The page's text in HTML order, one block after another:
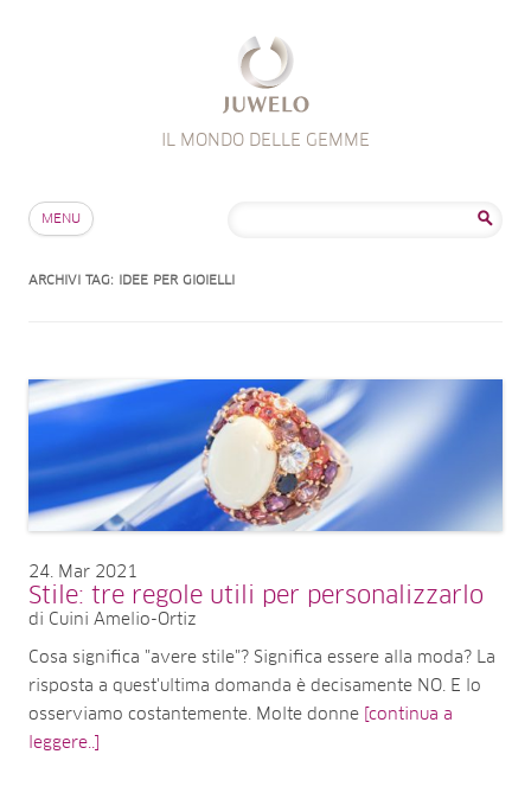
IL MONDO DELLE GEMME
MENU
ARCHIVI TAG: IDEE PER GIOIELLI
24 Mar 2021
Stile: tre regole utili per personalizzarlo
di Cuini Amelio-Ortiz
Cosa significa "avere stile"? Significa essere alla moda? La
risposta a quest'ultima domanda è decisamente NO. E lo
osserviamo costantemente. Molte donne [continua a
leggere..]